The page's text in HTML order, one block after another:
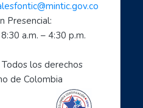
dispositivos móviles: celu...
con el mundo tus cono...
en el mundo digital: empo...
Presencial:
a.m. – 4:30 p.m.
Todos los derechos
de Colombia